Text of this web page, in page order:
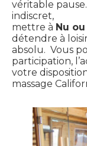
véritable
mettre à Nu ou
détendre à
absolu. Vous
participation,
votre
massage